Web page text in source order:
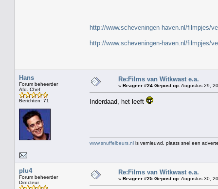
http://www.scheveningen-haven.nl/filmpjes/
http://www.scheveningen-haven.nl/filmpjes/
Hans
Forum beheerder
Afd. Chef
Berichten: 71
Re:Films van Witkwast e.a.
« Reageer #24 Gepost op:Augustus 29,
Inderdaad, het leeft
www.snuffelbeurs.nl is vernieuwd, plaats snel een
plu4
Forum beheerder
Directeur
Re:Films van Witkwast e.a.
« Reageer #25 Gepost op:Augustus 30,